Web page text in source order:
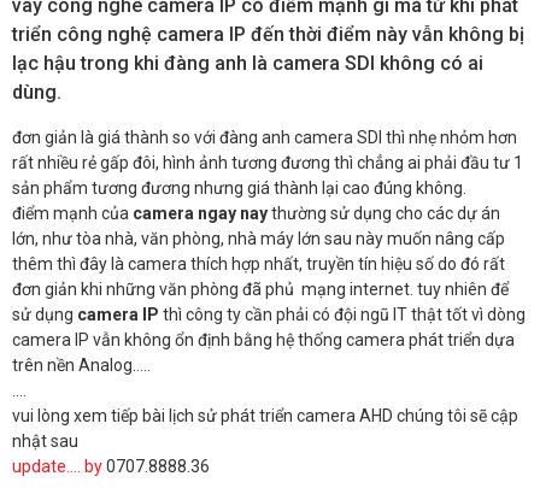
vây công nghê camera IP có điểm mạnh gì mà từ khi phát
triển công nghệ camera IP đến thời điểm này vẫn không bị
lạc hậu trong khi đàng anh là camera SDI không có ai
dùng.
đơn giản là giá thành so với đàng anh camera SDI thì nhẹ nhỏm hơn
rất nhiều rẻ gấp đôi, hình ảnh tương đương thì chẳng ai phải đầu tư 1
sản phẩm tương đương nhưng giá thành lại cao đúng không.
điểm mạnh của camera ngay naythường sử dụng cho các dự án
lớn, như tòa nhà, văn phòng, nhà máy lớn sau này muốn nâng cấp
thêm thì đây là camera thích hợp nhất, truyền tín hiệu số do đó rất
đơn giản khi những văn phòng đã phủ mạng internet. tuy nhiên để
sử dụng camera IP thì công ty cần phải có đội ngũ IT thật tốt vì dòng
camera IP vẫn không ổn định bằng hệ thống camera phát triển dựa
trên nền Analog…..
vui lòng xem tiếp bài lịch sử phát triển camera AHD chúng tôi sẽ cập
nhật sau
update…. by0707.8888.36